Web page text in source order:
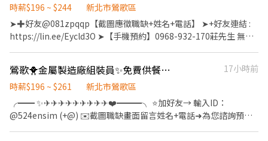
＝＝＝＝＝＝＝＝＝＝＝＝＝＝＝＝ 🦐【休假制度】：排休制 (輪
段) 🦐【薪資待遇】 一般店✨時薪$196 智取店✨時薪$209-$249 ＝
＝＝＝＝＝＝＝＝＝＝＝＝＝＝＝＝＝＝＝＝＝＝＝＝＝ 📍【缺額
門市 ↓ ↓ ↓】： 鶯歌尖山 - 智取店-新北市鶯歌區尖山路177號與
179號1樓 鶯歌鳳鳴 - 智取店-新北市鶯歌區鶯桃路624號1樓 鶯歌中
＝＝＝＝＝＝＝＝＝＝＝＝＝ ❗需可配合調店、支援❗❗需可配合調
店、支援❗ ✨另外教育訓練、實習皆有支薪且享勞健保完整保障唷✨
❤️因每天都有面試，故門市缺額會有變動唷~ ❤️如果您想盡快上
工、想找穩定的工作，點選『立即應徵』，將盡速為您安排❤️
0000號 💰時薪 $196～$231 📅每月排休8天 ✅無銷售業績壓力 【班
別任選】 ☀️ 早班｜07:00～15:00｜時薪 $196 🌤️ 中班｜15:00～
23:00｜時薪 $196 🎒 學生班｜17:00～23:00｜時薪 $196 🌙 大夜班
｜23:00～07:00｜時薪 $231 ※15:00～18:00每小時另加 $10 ※大夜
理，偶爾協助洗車及副產品介紹。 【工作優點】 ✔ 無經驗可，現場
有人教 ✔ 沒有銷售業績壓力 ✔ 多種班別，學生也能應徵 ✔ 每月排
時薪$196 ~ $244
新北市鶯歌區
➤✚好友@081zpqqp【截圖應徵職缺+姓名+電話】 ➤+好友連結 :
https://lin.ee/Eycld3O ➤【手機預約】0968-932-170莊先生 無經
人員薪資待遇 : 全-月30000元起 / 兼職-時196元 ✈ 無人智取店人員
薪資待遇 : 兼職-(早、午、全天班)時:204元、晚班時:224(含晚班獎
金20/H)、夜班時:244(含夜班獎金40/H) ✈ 休假福利 : 排休制 門市人
員工作內容如下： 1. 協助區經理執行門市營運、維護 2. 負責包裹收
寄、搬運、盤點、理貨等 3. 負責商品銷售、上架排面、進貨、補貨
鶯歌🐥金屬製造廠組裝員✨免費供餐🍱週休二日💰時薪$200✨穩定長期-UR
17小時前
時薪$196 ~ $261
新北市鶯歌區
╭━━ ✨✈✈✈✈✈✈✈✈✈❤️━━━╮ ⭐️加好友→ 輸入ID：
@524ensim (+@) ✉️截圖職缺畫面留言姓名+電話➜為您諮詢預約